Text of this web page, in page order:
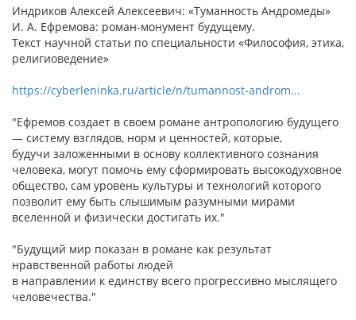
Индриков Алексей Алексеевич: «Туманность Андромеды»
И. А. Ефремова: роман-монумент будущему.
Текст научной статьи по специальности «Философия, этика,
религиоведение»
https://cyberleninka.ru/article/n/tumannost-androm...
"Ефремов создает в своем романе антропологию будущего
— систему взглядов, норм и ценностей, которые,
будучи заложенными в основу коллективного сознания
человека, могут помочь ему сформировать высокодуховное
общество, сам уровень культуры и технологий которого
позволит ему быть слышимым разумными мирами
вселенной и физически достигать их."
"Будущий мир показан в романе как результат
нравственной работы людей
в направлении к единству всего прогрессивно мыслящего
человечества."